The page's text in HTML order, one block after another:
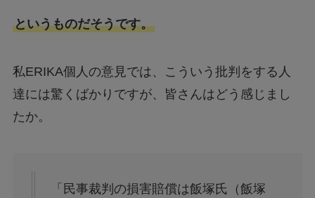
というものだそうです。
私ERIKA個人の意見では、こういう批判をする人
達には驚くばかりですが、皆さんはどう感じまし
たか。
「民事裁判の損害賠償は飯塚氏（飯塚